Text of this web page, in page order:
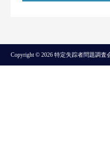
Copyright © 2026 特定失踪者問題調査